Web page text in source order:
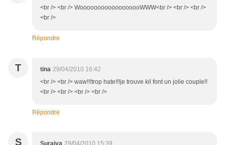
<br /> <br /> WoooooooooooooooooWWW<br /> <br /> <br />
<br />
Répondre
T tina 29/04/2010 16:42
<br /> <br /> waw!!!trop hate!!!je trouve kil font un jolie couple!!
<br /> <br /> <br /> <br />
Répondre
S Suraiya 29/04/2010 15:39